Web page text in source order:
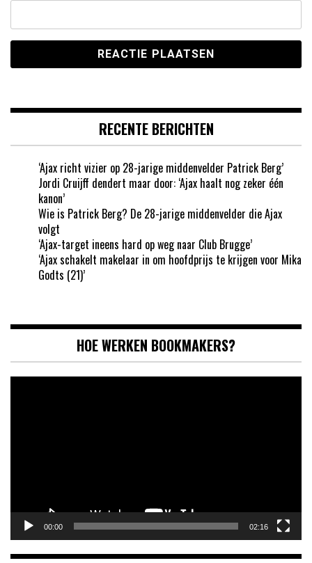
RECENTE BERICHTEN
‘Ajax richt vizier op 28-jarige middenvelder Patrick Berg’
Jordi Cruijff dendert maar door: ‘Ajax haalt nog zeker één
kanon’
Wie is Patrick Berg? De 28-jarige middenvelder die Ajax
volgt
‘Ajax-target ineens hard op weg naar Club Brugge’
‘Ajax schakelt makelaar in om hoofdprijs te krijgen voor Mika
Godts (21)’
HOE WERKEN BOOKMAKERS?
00:00 02:16